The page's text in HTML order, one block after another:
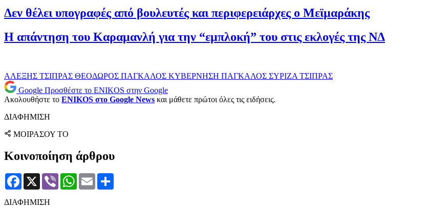
Δεν θέλει υπογραφές από βουλευτές και περιφερειάρχες ο Μεϊμαράκης
Η απάντηση του Καραμανλή για την “εμπλοκή” του στις εκλογές της ΝΔ
ΑΛΕΞΗΣ ΤΣΙΠΡΑΣ ΘΕΟΔΩΡΟΣ ΠΑΓΚΑΛΟΣ ΚΥΒΕΡΝΗΣΗ ΠΑΓΚΑΛΟΣ ΣΥΡΙΖΑ ΤΣΙΠΡΑΣ
Google Προσθέστε το ENIKOS στην Google
Ακολουθήστε το ENIKOS στο Google News και μάθετε πρώτοι όλες τις ειδήσεις.
ΔΙΑΦΗΜΙΣΗ
ΜΟΙΡΑΣΟΥ ΤΟ
Κοινοποίηση άρθρου
Facebook
X Viber WhatsApp
Email
ΔΙΑΦΗΜΙΣΗ